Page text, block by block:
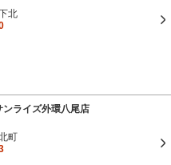
北
ライズ外環八尾店
町